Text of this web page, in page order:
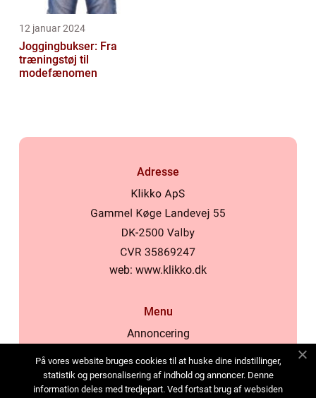
12 januar 2024
Joggingbukser: Fra
træningstøj til
modefænomen
Adresse
web: www.klikko.dk
Menu
Annoncering
Cookies
Kontakt os
På vores website bruges cookies til at huske dine indstillinger,
statistik og personalisering af indhold og annoncer. Denne
information deles med tredjepart. Ved fortsat brug af websiden